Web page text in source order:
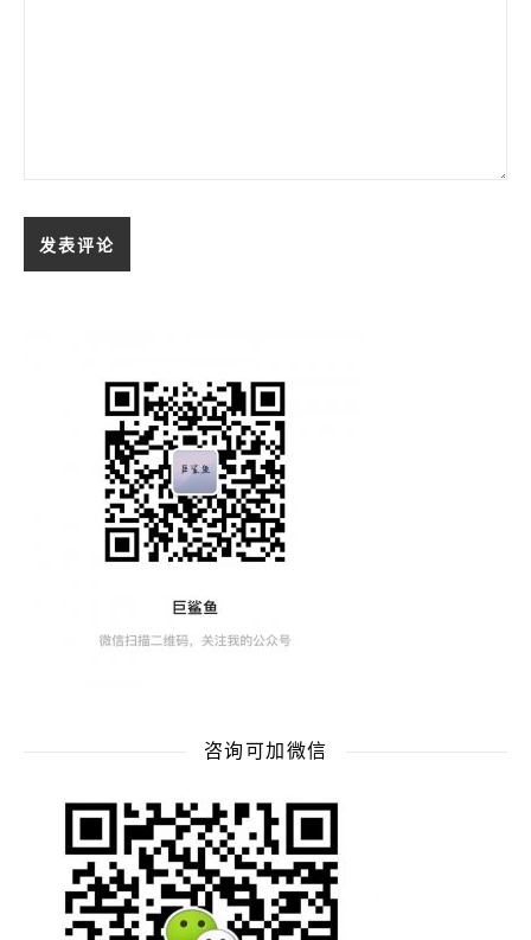
咨询可加微信